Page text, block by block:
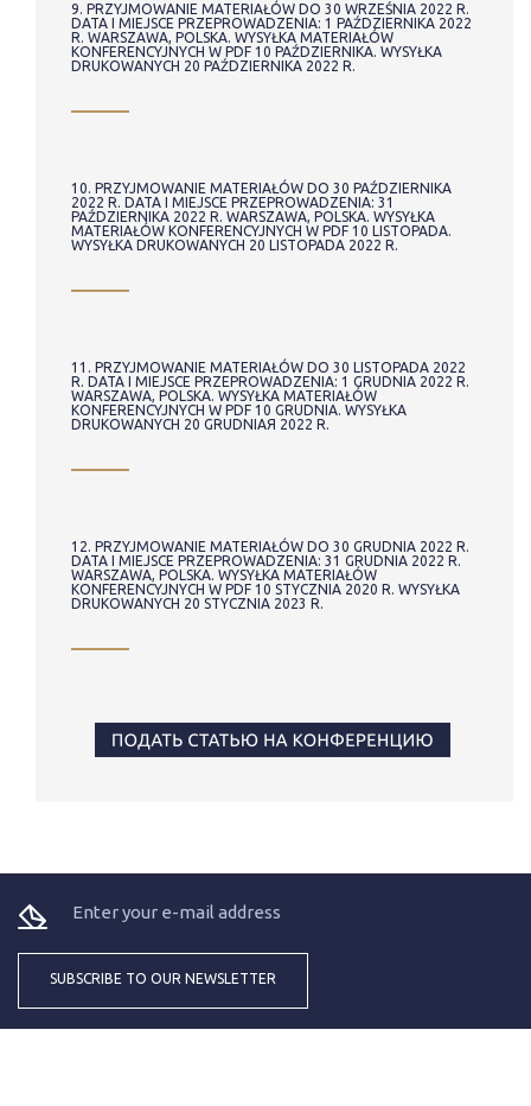
9. PRZYJMOWANIE MATERIAŁÓW DO 30 WRZEŚNIA 2022 R.
DATA I MIEJSCE PRZEPROWADZENIA: 1 PAŹDZIERNIKA 2022
R. WARSZAWA, POLSKA. WYSYŁKA MATERIAŁÓW
KONFERENCYJNYCH W PDF 10 PAŹDZIERNIKA. WYSYŁKA
DRUKOWANYCH 20 PAŹDZIERNIKA 2022 R.
10. PRZYJMOWANIE MATERIAŁÓW DO 30 PAŹDZIERNIKA
2022 R. DATA I MIEJSCE PRZEPROWADZENIA: 31
PAŹDZIERNIKA 2022 R. WARSZAWA, POLSKA. WYSYŁKA
MATERIAŁÓW KONFERENCYJNYCH W PDF 10 LISTOPADA.
WYSYŁKA DRUKOWANYCH 20 LISTOPADA 2022 R.
11. PRZYJMOWANIE MATERIAŁÓW DO 30 LISTOPADA 2022
R. DATA I MIEJSCE PRZEPROWADZENIA: 1 GRUDNIA 2022 R.
WARSZAWA, POLSKA. WYSYŁKA MATERIAŁÓW
KONFERENCYJNYCH W PDF 10 GRUDNIA. WYSYŁKA
DRUKOWANYCH 20 GRUDNIAЯ 2022 R.
12. PRZYJMOWANIE MATERIAŁÓW DO 30 GRUDNIA 2022 R.
DATA I MIEJSCE PRZEPROWADZENIA: 31 GRUDNIA 2022 R.
WARSZAWA, POLSKA. WYSYŁKA MATERIAŁÓW
KONFERENCYJNYCH W PDF 10 STYCZNIA 2020 R. WYSYŁKA
DRUKOWANYCH 20 STYCZNIA 2023 R.